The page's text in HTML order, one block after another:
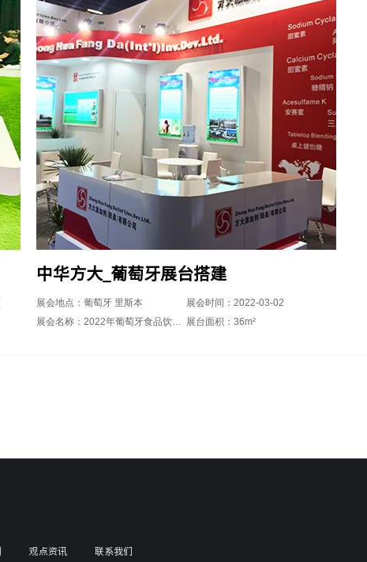
中华方大_葡萄牙展台搭建
展会地点：葡萄牙 里斯本
展会时间：2022-03-02
展会名称：2022年葡萄牙食品饮料展 展台面积：36m²
观点资讯 联系我们